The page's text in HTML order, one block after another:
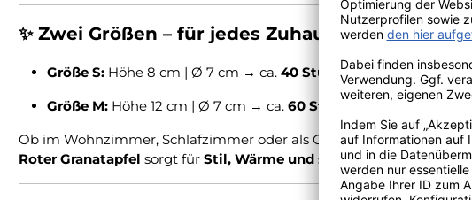
✨ Zwei Größen – für jedes Zuhause
Größe S: Höhe 8 cm | Ø 7 cm → ca. 40 Stunden Brenndauer
Größe M: Höhe 12 cm | Ø 7 cm → ca. 60 Stunden Brenndauer
Ob im Wohnzimmer, Schlafzimmer oder als Geschenk –
Roter Granatapfel sorgt für Stil, Wärme und sinnliche Atmosphäre.